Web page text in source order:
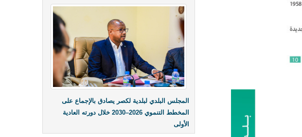
المجلس البلدي لبلدية لكصر يصادق بالإجماع على
المخطط التنموي 2026–2030 خلال دورته العادية
الأولى